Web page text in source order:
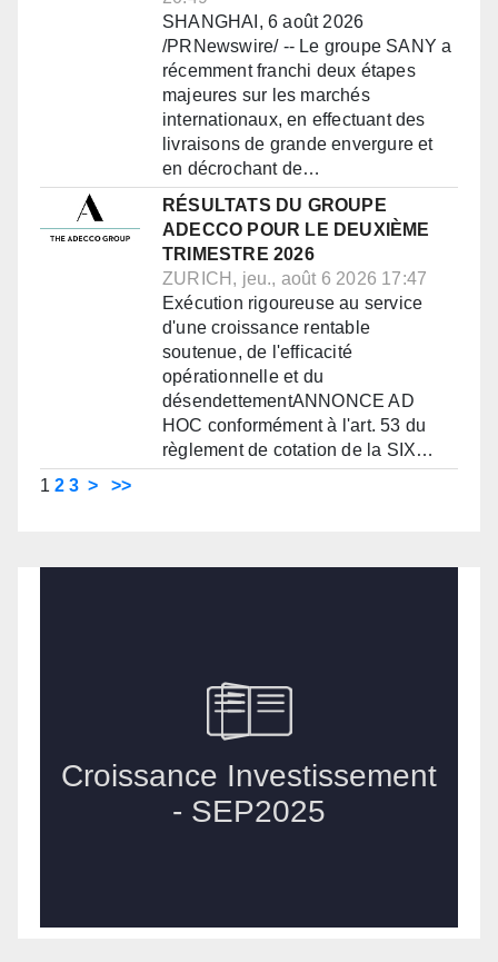
SHANGHAI, 6 août 2026
/PRNewswire/ -- Le groupe SANY a
récemment franchi deux étapes
majeures sur les marchés
internationaux, en effectuant des
livraisons de grande envergure et
en décrochant de…
RÉSULTATS DU GROUPE
ADECCO POUR LE DEUXIÈME
TRIMESTRE 2026
ZURICH, jeu., août 6 2026 17:47
Exécution rigoureuse au service
d'une croissance rentable
soutenue, de l'efficacité
opérationnelle et du
désendettementANNONCE AD
HOC conformément à l'art. 53 du
règlement de cotation de la SIX…
1 2 3 > >>